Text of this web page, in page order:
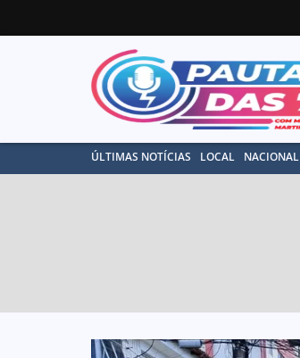
ÚLTIMAS NOTÍCIAS LOCAL NACIONAL